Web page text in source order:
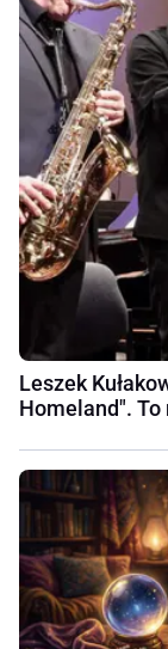
Leszek
Homeland". To